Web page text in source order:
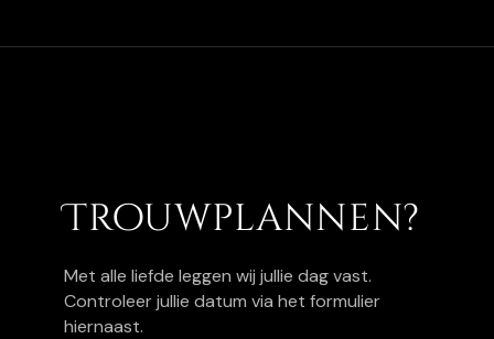
Trouwplannen?
Met alle liefde leggen wij jullie dag vast.
Controleer jullie datum via het formulier
hiernaast.